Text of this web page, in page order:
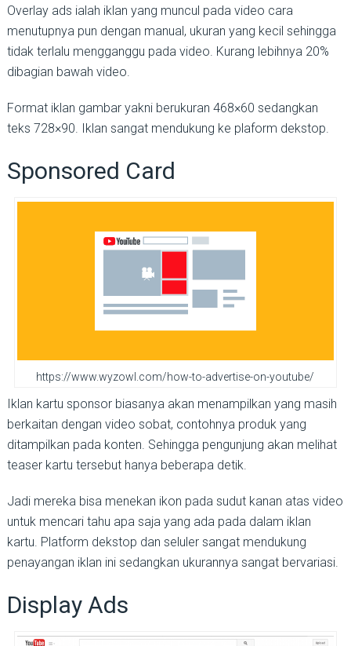
Overlay ads ialah iklan yang muncul pada video cara
menutupnya pun dengan manual, ukuran yang kecil sehingga
tidak terlalu mengganggu pada video. Kurang lebihnya 20%
dibagian bawah video.
Format iklan gambar yakni berukuran 468×60 sedangkan
teks 728×90. Iklan sangat mendukung ke plaform dekstop.
Sponsored Card
https://www.wyzowl.com/how-to-advertise-on-youtube/
Iklan kartu sponsor biasanya akan menampilkan yang masih
berkaitan dengan video sobat, contohnya produk yang
ditampilkan pada konten. Sehingga pengunjung akan melihat
teaser kartu tersebut hanya beberapa detik.
Jadi mereka bisa menekan ikon pada sudut kanan atas video
untuk mencari tahu apa saja yang ada pada dalam iklan
kartu. Platform dekstop dan seluler sangat mendukung
penayangan iklan ini sedangkan ukurannya sangat bervariasi.
Display Ads